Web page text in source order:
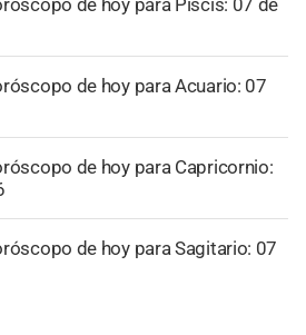
de hoy para Acuario: 07
de hoy para Capricornio:
de hoy para Sagitario: 07